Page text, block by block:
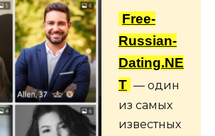
Free-
Russian-
Dating.NE
T — один
из самых
известных